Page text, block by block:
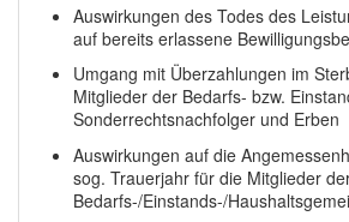
Auswirkungen des Todes des
auf bereits erlassene
Umgang mit Überzahlungen im
Mitglieder der Bedarfs- bzw.
Sonderrechtsnachfolger und Erben
Auswirkungen auf die
sog. Trauerjahr für die Mitglieder
Bedarfs-/Einstands-/